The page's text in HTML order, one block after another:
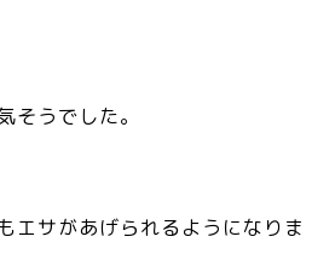
そうでした。
エサがあげられるようになりま